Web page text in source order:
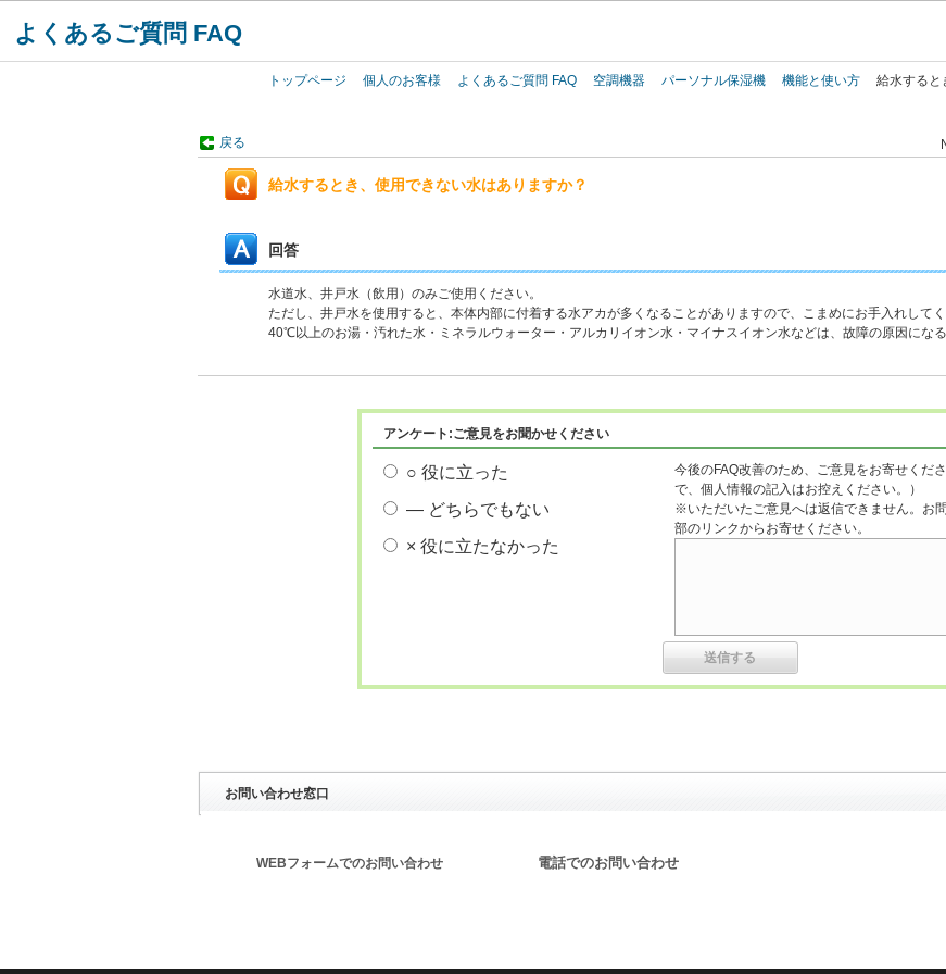
よくあるご質問 FAQ
トップページ 個人のお客様 よくあるご質問 FAQ 空調機器 パーソナル保湿機 機能と使い方
給水すると
戻る
給水するとき、使用できない水はありますか？
回答
水道水、井戸水（飲用）のみご使用ください。
ただし、井戸水を使用すると、本体内部に付着する水アカが多くなることがありますので、こまめにお手入れ
40℃以上のお湯・汚れた水・ミネラルウォーター・アルカリイオン水・マイナスイオン水などは、故障の原因にな
アンケート:ご意見をお聞かせください
○ 役に立った
― どちらでもない
× 役に立たなかった
今後のFAQ改善のため、ご意見をお寄せくだ
で、個人情報の記入はお控えください。）
※いただいたご意見へは返信できません。お
部のリンクからお寄せください。
お問い合わせ窓口
WEBフォームでのお問い合わせ 電話でのお問い合わせ